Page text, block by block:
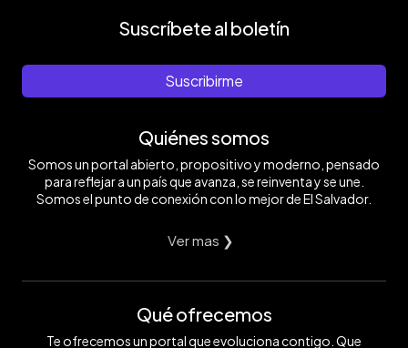
Suscríbete al boletín
Suscribirme
Quiénes somos
Somos un portal abierto, propositivo y moderno, pensado
para reflejar a un país que avanza, se reinventa y se une.
Somos el punto de conexión con lo mejor de El Salvador.
Ver mas ❯
Qué ofrecemos
Te ofrecemos un portal que evoluciona contigo. Que